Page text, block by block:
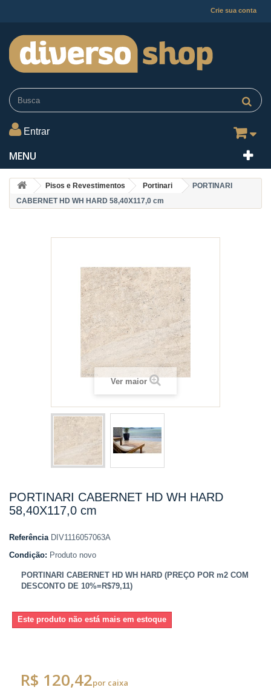
Crie sua conta
Entrar
MENU
Pisos e Revestimentos Portinari
PORTINARI
CABERNET HD WH HARD 58,40X117,0 cm
Ver maior
PORTINARI CABERNET HD WH HARD
58,40X117,0 cm
Referência DIV1116057063A
Condição: Produto novo
PORTINARI CABERNET HD WH HARD (PREÇO POR m2 COM
DESCONTO DE 10%=R$79,11)
Este produto não está mais em estoque
R$ 120,42por caixa